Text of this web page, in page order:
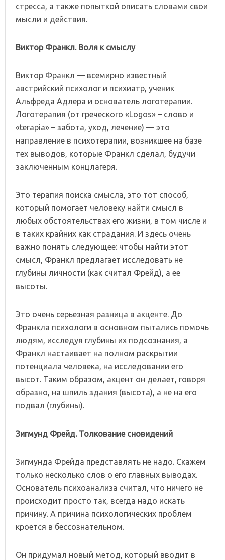
стресса, а также попыткой описать словами свои
мысли и действия.
Виктор Франкл. Воля к смыслу
Виктор Франкл — всемирно известный
австрийский психолог и психиатр, ученик
Альфреда Адлера и основатель логотерапии.
Логотерапия (от греческого «Logos» – слово и
«terapia» – забота, уход, лечение) — это
направление в психотерапии, возникшее на базе
тех выводов, которые Франкл сделал, будучи
заключенным концлагеря.
Это терапия поиска смысла, это тот способ,
который помогает человеку найти смысл в
любых обстоятельствах его жизни, в том числе и
в таких крайних как страдания. И здесь очень
важно понять следующее: чтобы найти этот
смысл, Франкл предлагает исследовать не
глубины личности (как считал Фрейд), а ее
высоты.
Это очень серьезная разница в акценте. До
Франкла психологи в основном пытались помочь
людям, исследуя глубины их подсознания, а
Франкл настаивает на полном раскрытии
потенциала человека, на исследовании его
высот. Таким образом, акцент он делает, говоря
образно, на шпиль здания (высота), а не на его
подвал (глубины).
Зигмунд Фрейд. Толкование сновидений
Зигмунда Фрейда представлять не надо. Скажем
только несколько слов о его главных выводах.
Основатель психоанализа считал, что ничего не
происходит просто так, всегда надо искать
причину. А причина психологических проблем
кроется в бессознательном.
Он придумал новый метод, который вводит в